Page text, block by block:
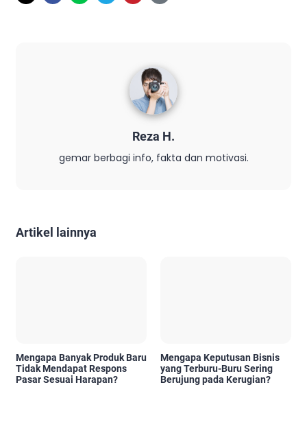
Reza H.
gemar berbagi info, fakta dan motivasi.
Artikel lainnya
Mengapa Banyak Produk Baru
Tidak Mendapat Respons
Pasar Sesuai Harapan?
Mengapa Keputusan Bisnis
yang Terburu-Buru Sering
Berujung pada Kerugian?